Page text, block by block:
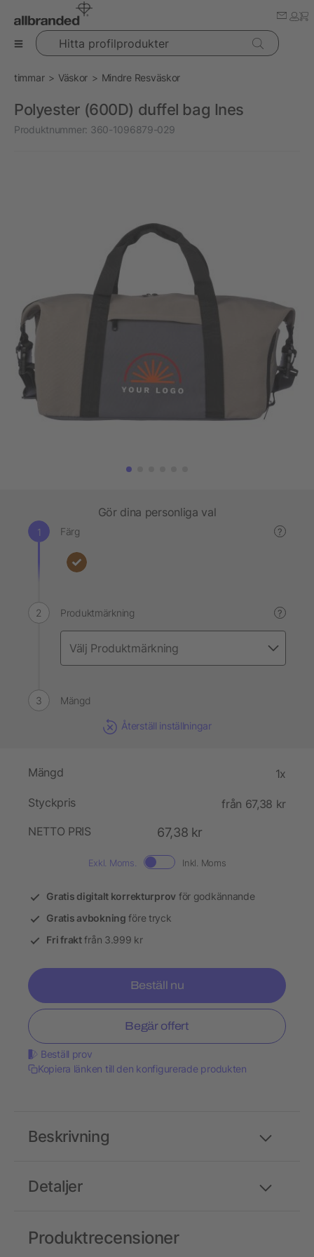
Hitta profilprodukter
timmar Väskor Mindre Resväskor
Polyester (600D) duffel bag Ines
Produktnummer: 360-1096879-029
Gör dina personliga val
Färg ?
Produktmärkning ?
Mängd
Återställ inställningar
Mängd 1x
Styckpris
från 67,38 kr
NETTO PRIS
67,38 kr
Exkl. Moms. Inkl. Moms
Gratis digitalt korrekturprov för godkännande
Gratis avbokning före tryck
Fri fraktfrån 3.999 kr
Beställ nu
Begär offert
Beställ prov
Kopiera länken till den konfigurerade produkten
Detaljer
Beskrivning
Produktrecensioner